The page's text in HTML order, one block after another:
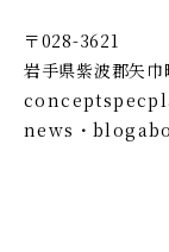
〒028-3621
岩手県紫波郡矢巾
conceptspec
news・blog